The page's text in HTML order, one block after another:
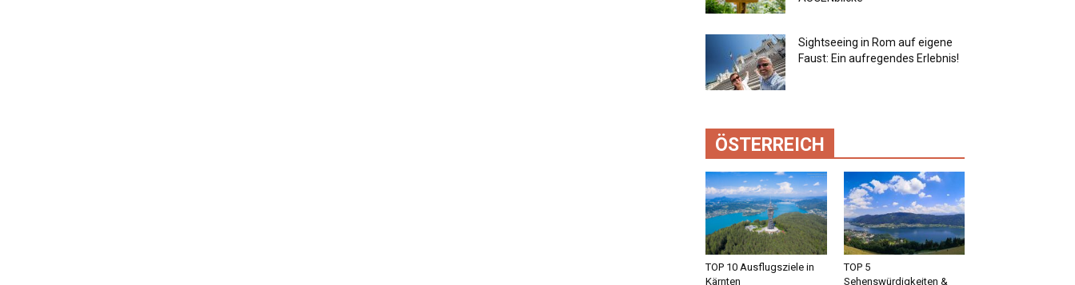
Sightseeing in Rom auf eigene
Faust: Ein aufregendes Erlebnis!
ÖSTERREICH
TOP 10 Ausflugsziele in
Kärnten
TOP 5
Sehenswürdigkeiten &